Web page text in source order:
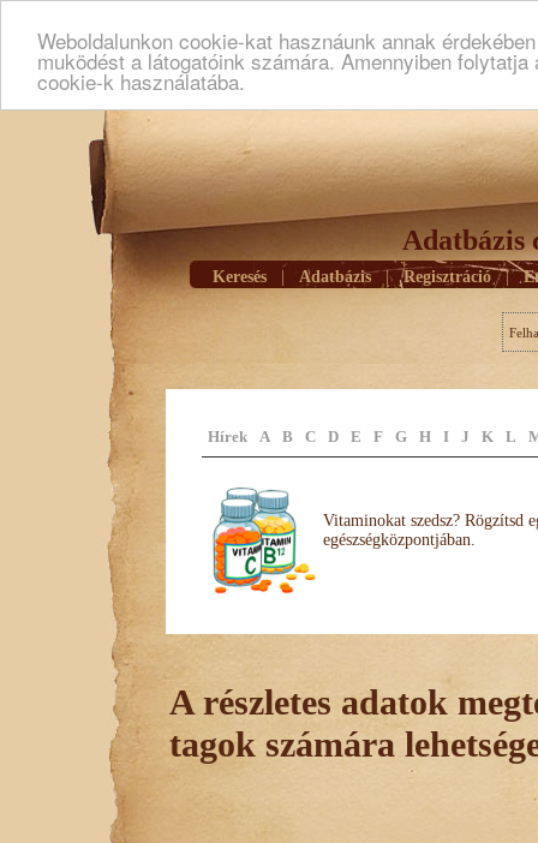
Weboldalunkon cookie-kat hasznáunk annak
muködést a látogatóink számára. Amennyiben
cookie-k használatába.
Adatbázis
Keresés Adatbázis | Regisztráció |
Hírek A B C D E F G H I J K L
Vitaminokat szedsz? Rögzítsd
egészségközpontjában.
A részletes adatok
tagok számára